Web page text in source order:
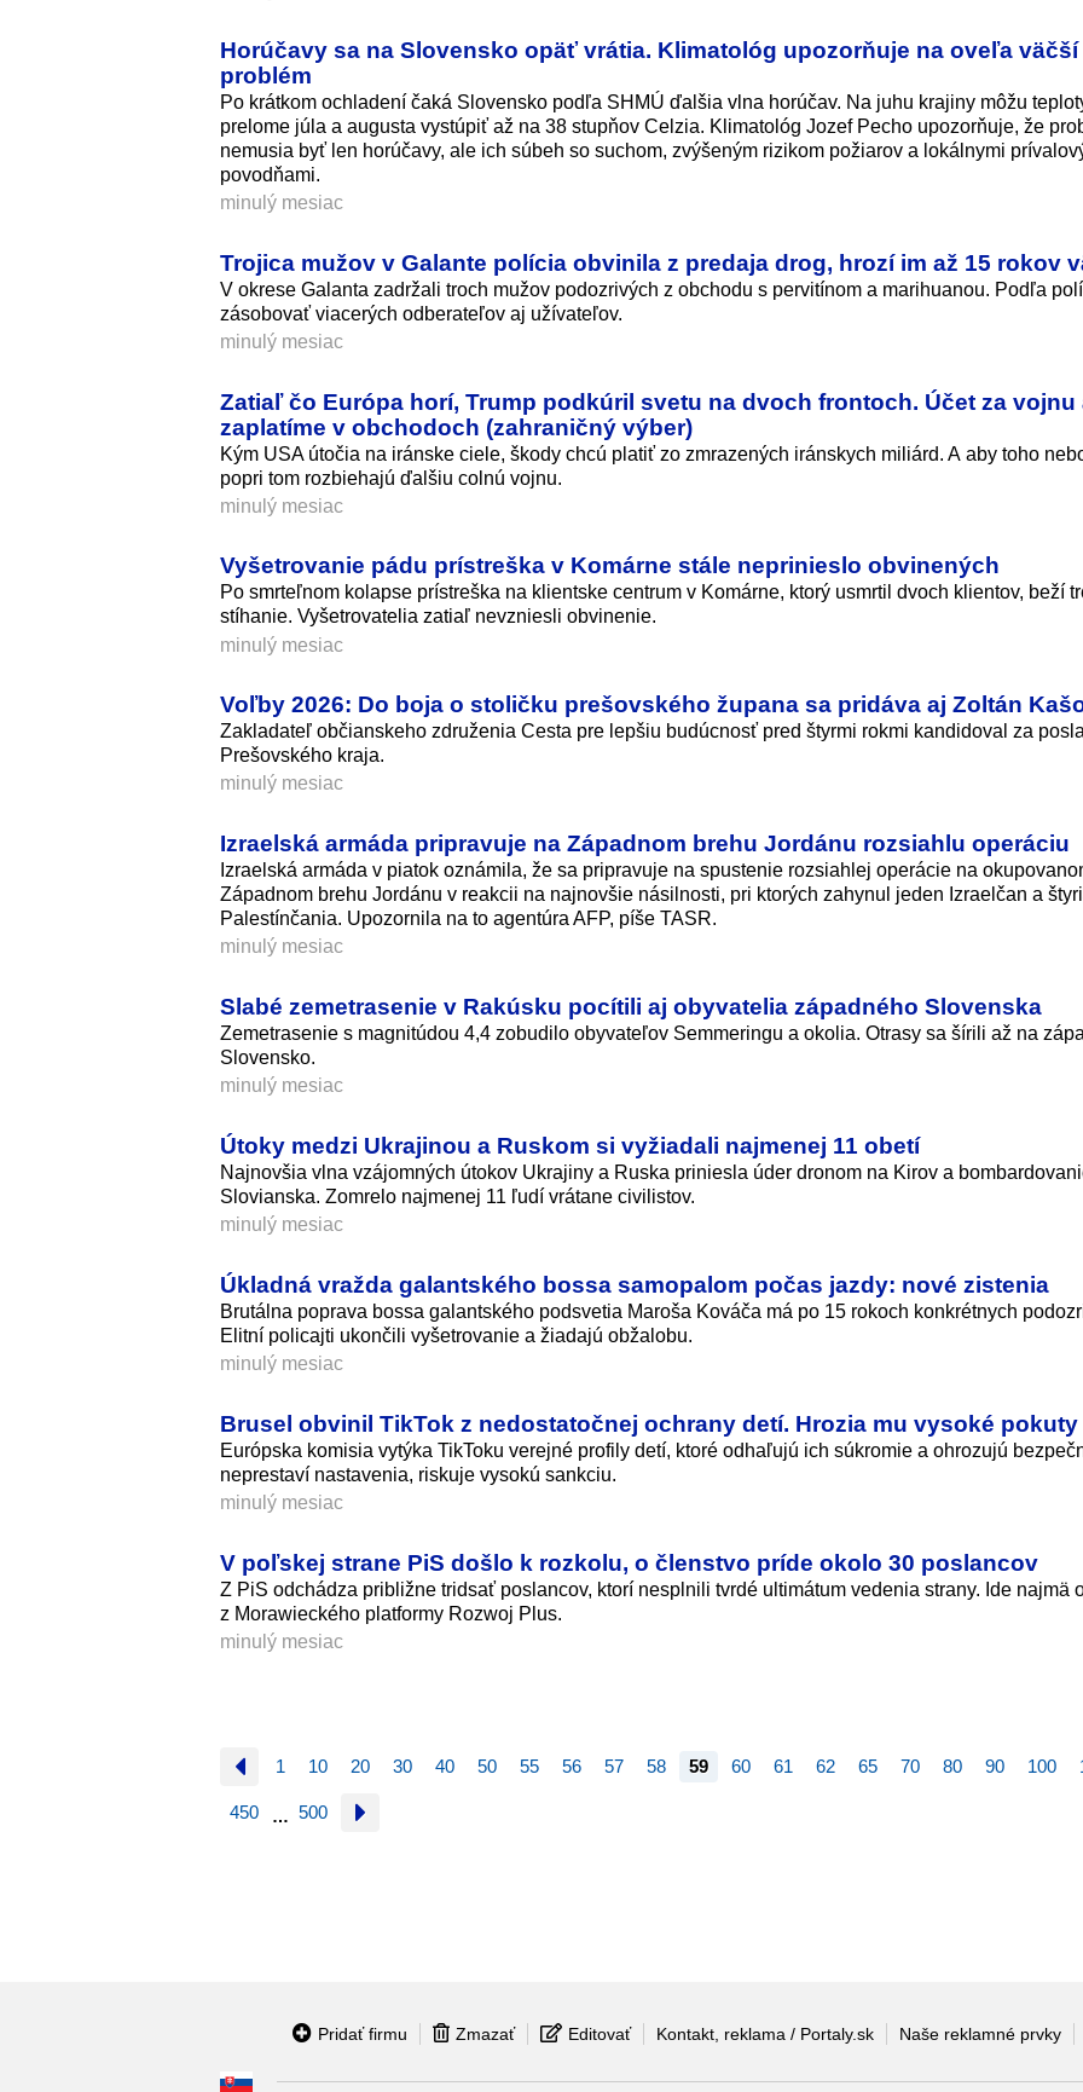
Horúčavy sa na Slovensko opäť vrátia. Klimatológ upozorňuje na oveľa väčší
problém
Po krátkom ochladení čaká Slovensko podľa SHMÚ ďalšia vlna horúčav. Na juhu krajiny môžu
prelome júla a augusta vystúpiť až na 38 stupňov Celzia. Klimatológ Jozef Pecho upozorňuje, že
nemusia byť len horúčavy, ale ich súbeh so suchom, zvýšeným rizikom požiarov a lokálnymi
povodňami.
minulý mesiac
Trojica mužov v Galante polícia obvinila z predaja drog, hrozí im až 15 rokov
V okrese Galanta zadržali troch mužov podozrivých z obchodu s pervitínom a marihuanou. Podľa
zásobovať viacerých odberateľov aj užívateľov.
minulý mesiac
Zatiaľ čo Európa horí, Trump podkúril svetu na dvoch frontoch. Účet za vojnu
zaplatíme v obchodoch (zahraničný výber)
Kým USA útočia na iránske ciele, škody chcú platiť zo zmrazených iránskych miliárd. A aby toho
popri tom rozbiehajú ďalšiu colnú vojnu.
minulý mesiac
Vyšetrovanie pádu prístreška v Komárne stále neprinieslo obvinených
Po smrteľnom kolapse prístreška na klientske centrum v Komárne, ktorý usmrtil dvoch klientov, beží
stíhanie. Vyšetrovatelia zatiaľ nevzniesli obvinenie.
minulý mesiac
Voľby 2026: Do boja o stoličku prešovského župana sa pridáva aj Zoltán
Zakladateľ občianskeho združenia Cesta pre lepšiu budúcnosť pred štyrmi rokmi kandidoval za
Prešovského kraja.
minulý mesiac
Izraelská armáda pripravuje na Západnom brehu Jordánu rozsiahlu operáciu
Izraelská armáda v piatok oznámila, že sa pripravuje na spustenie rozsiahlej operácie na
Západnom brehu Jordánu v reakcii na najnovšie násilnosti, pri ktorých zahynul jeden Izraelčan a
Palestínčania. Upozornila na to agentúra AFP, píše TASR.
minulý mesiac
Slabé zemetrasenie v Rakúsku pocítili aj obyvatelia západného Slovenska
Zemetrasenie s magnitúdou 4,4 zobudilo obyvateľov Semmeringu a okolia. Otrasy sa šírili až na
Slovensko.
minulý mesiac
Útoky medzi Ukrajinou a Ruskom si vyžiadali najmenej 11 obetí
Najnovšia vlna vzájomných útokov Ukrajiny a Ruska priniesla úder dronom na Kirov a
Slovianska. Zomrelo najmenej 11 ľudí vrátane civilistov.
minulý mesiac
Úkladná vražda galantského bossa samopalom počas jazdy: nové zistenia
Brutálna poprava bossa galantského podsvetia Maroša Kováča má po 15 rokoch konkrétnych
Elitní policajti ukončili vyšetrovanie a žiadajú obžalobu.
minulý mesiac
Brusel obvinil TikTok z nedostatočnej ochrany detí. Hrozia mu vysoké pokuty
Európska komisia vytýka TikToku verejné profily detí, ktoré odhaľujú ich súkromie a ohrozujú
neprestaví nastavenia, riskuje vysokú sankciu.
minulý mesiac
V poľskej strane PiS došlo k rozkolu, o členstvo príde okolo 30 poslancov
Z PiS odchádza približne tridsať poslancov, ktorí nesplnili tvrdé ultimátum vedenia strany. Ide najmä
z Morawieckého platformy Rozwoj Plus.
minulý mesiac
1 10 20 30 40 50 55 56 57 58 59 60 61 62 65 70 80 90 100
450 … 500
Pridať firmu Zmazať Editovať Kontakt, reklama / Portaly.sk Naše reklamné prvky